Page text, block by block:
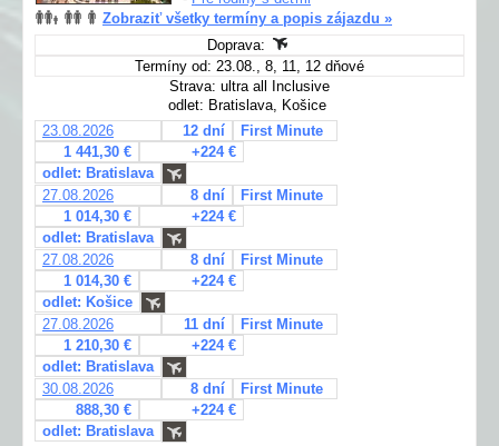
Zobraziť všetky termíny a popis zájazdu »
Doprava:
Termíny od: 23.08., 8, 11, 12 dňové
Strava: ultra all Inclusive
odlet: Bratislava, Košice
23.08.2026
12 dní
First Minute
1 441,30 €
+224 €
odlet: Bratislava
27.08.2026
8 dní
First Minute
1 014,30 €
+224 €
odlet: Bratislava
27.08.2026
8 dní
First Minute
1 014,30 €
+224 €
odlet: Košice
27.08.2026
11 dní
First Minute
1 210,30 €
+224 €
odlet: Bratislava
30.08.2026
8 dní
First Minute
888,30 €
+224 €
odlet: Bratislava